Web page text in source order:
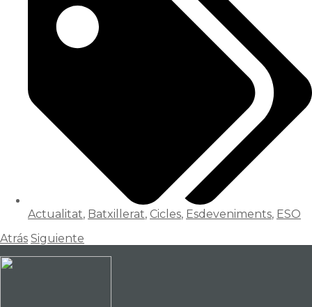
Actualitat, Batxillerat, Cicles, Esdeveniments, ESO
Atrás Siguiente